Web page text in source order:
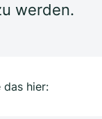
werden.
hier: